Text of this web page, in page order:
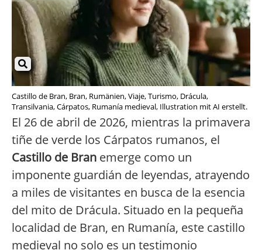
Castillo de Bran, Bran, Rumänien, Viaje, Turismo, Drácula,
Transilvania, Cárpatos, Rumanía medieval, Illustration mit AI erstellt.
El 26 de abril de 2026, mientras la primavera
tiñe de verde los Cárpatos rumanos, el
Castillo de Bran emerge como un
imponente guardián de leyendas, atrayendo
a miles de visitantes en busca de la esencia
del mito de Drácula. Situado en la pequeña
localidad de Bran, en Rumanía, este castillo
medieval no solo es un testimonio